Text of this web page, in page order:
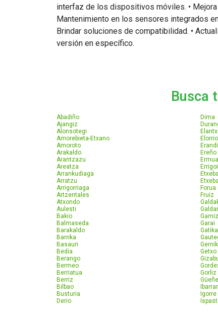
interfaz de los dispositivos móviles. •
Mantenimiento en los sensores integrados
Brindar soluciones de compatibilidad. •
versión en específico.
Busca
Abadiño
Ajangiz
Alonsotegi
Amorebieta-Etxano
Amoroto
Arakaldo
Arantzazu
Areatza
Arrankudiaga
Arratzu
Arrigorriaga
Artzentales
Atxondo
Aulesti
Bakio
Balmaseda
Barakaldo
Barrika
Basauri
Bedia
Berango
Bermeo
Berriatua
Berriz
Bilbao
Busturia
Derio
Dima
Elorrio
Ereño
Ermua
Forua
Fruiz
Garai
Gatika
Getxo
Gorliz
Igorre